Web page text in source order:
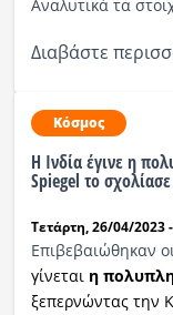
Αναλυτικά τα
Διαβάστε
Κόσμος
H Ινδία έγινε η
Spiegel το
Τετάρτη, 26/04/2023
Επιβεβαιώθηκαν
γίνεται η
ξεπερνώντας την